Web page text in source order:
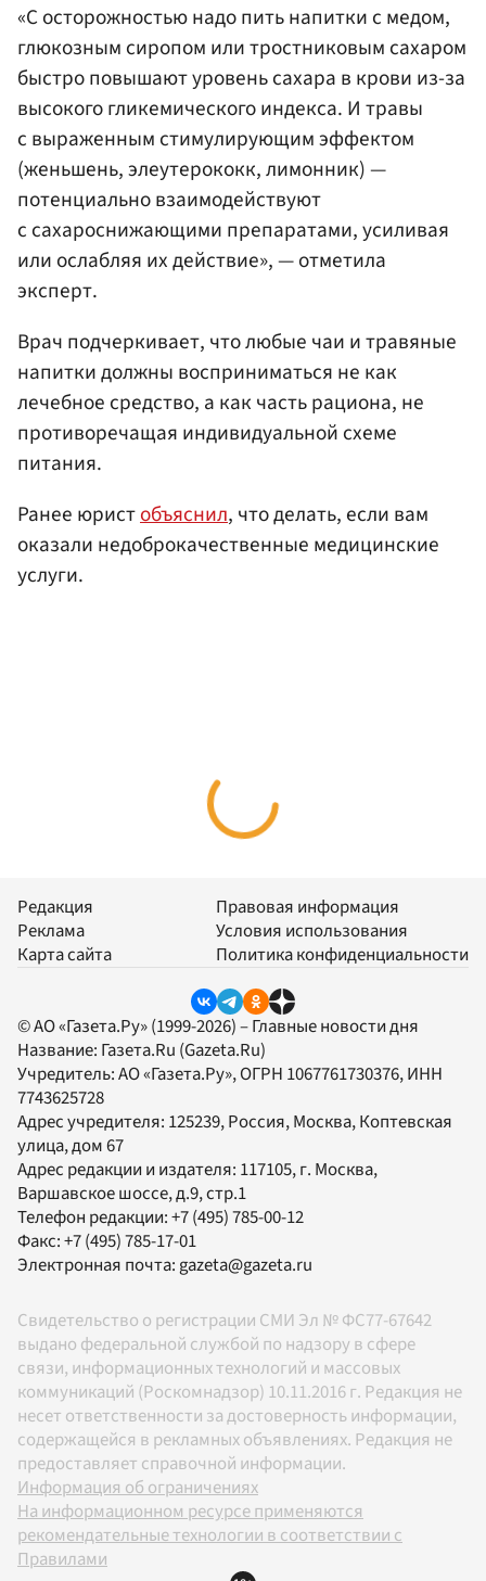
«С осторожностью надо пить напитки с медом,
глюкозным сиропом или тростниковым сахаром
быстро повышают уровень сахара в крови из-за
высокого гликемического индекса. И травы
с выраженным стимулирующим эффектом
(женьшень, элеутерококк, лимонник) —
потенциально взаимодействуют
с сахароснижающими препаратами, усиливая
или ослабляя их действие», — отметила
эксперт.
Врач подчеркивает, что любые чаи и травяные
напитки должны восприниматься не как
лечебное средство, а как часть рациона, не
противоречащая индивидуальной схеме
питания.
Ранее юристобъяснил, что делать, если вам
оказали недоброкачественные медицинские
услуги.
Редакция
Реклама
Карта сайта
Правовая информация
Условия использования
Политика конфиденциальности
© АО «Газета.Ру» (1999-2026) – Главные новости дня
Название: Газета.Ru (Gazeta.Ru)
Учредитель:АО «Газета.Ру», ОГРН 1067761730376, ИНН
7743625728
Адрес учредителя: 125239, Россия, Москва, Коптевская
улица, дом 67
Адрес редакции и издателя: 117105, г. Москва,
Варшавское шоссе, д.9, стр.1
Телефон редакции:+7 (495) 785-00-12
Факс:+7 (495) 785-17-01
Электронная почта: gazeta@gazeta.ru
Свидетельство о регистрации СМИ Эл № ФС77-67642
выдано федеральной службой по надзору в сфере
связи, информационных технологий и массовых
коммуникаций (Роскомнадзор) 10.11.2016 г. Редакция не
несет ответственности за достоверность информации,
содержащейся в рекламных объявлениях. Редакция не
предоставляет справочной информации.
Информация об ограничениях
На информационном ресурсе применяются
рекомендательные технологии в соответствии с
Правилами